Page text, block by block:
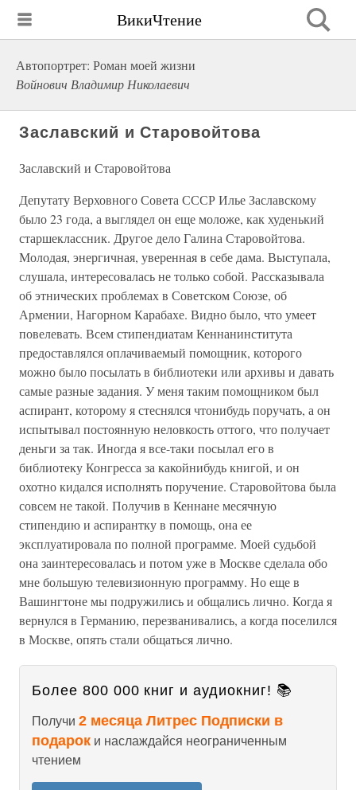
ВикиЧтение
Автопортрет: Роман моей жизни
Войнович Владимир Николаевич
Заславский и Старовойтова
Заславский и Старовойтова
Депутату Верховного Совета СССР Илье Заславскому
было 23 года, а выглядел он еще моложе, как худенький
старшеклассник. Другое дело Галина Старовойтова.
Молодая, энергичная, уверенная в себе дама. Выступала,
слушала, интересовалась не только собой. Рассказывала
об этнических проблемах в Советском Союзе, об
Армении, Нагорном Карабахе. Видно было, что умеет
повелевать. Всем стипендиатам Кеннанинститута
предоставлялся оплачиваемый помощник, которого
можно было посылать в библиотеки или архивы и давать
самые разные задания. У меня таким помощником был
аспирант, которому я стеснялся чтонибудь поручать, а он
испытывал постоянную неловкость оттого, что получает
деньги за так. Иногда я все-таки посылал его в
библиотеку Конгресса за какойнибудь книгой, и он
охотно кидался исполнять поручение. Старовойтова была
совсем не такой. Получив в Кеннане месячную
стипендию и аспирантку в помощь, она ее
эксплуатировала по полной программе. Моей судьбой
она заинтересовалась и потом уже в Москве сделала обо
мне большую телевизионную программу. Но еще в
Вашингтоне мы подружились и общались лично. Когда я
вернулся в Германию, перезванивались, а когда поселился
в Москве, опять стали общаться лично.
Более 800 000 книг и аудиокниг! 📚
Получи 2 месяца Литрес Подписки в
подарок и наслаждайся неограниченным
чтением